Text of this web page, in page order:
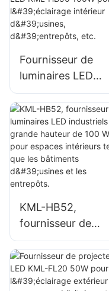
d'entrepôts, etc.
Fournisseur de
luminaires LED
KML-HB50 100W
pour l'éclairage
intérieur d'usines,
d'entrepôts, etc.
KML-HB52,
fournisseur de
luminaires LED
industriels de
grande hauteur de
100 W pour